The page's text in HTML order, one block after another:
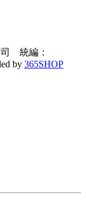
司 統編：
by 365SHOP